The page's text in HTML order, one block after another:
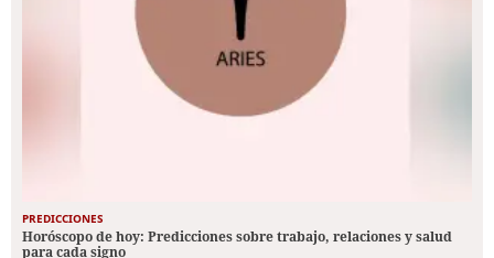
PREDICCIONES
Horóscopo de hoy: Predicciones sobre trabajo, relaciones y salud
para cada signo